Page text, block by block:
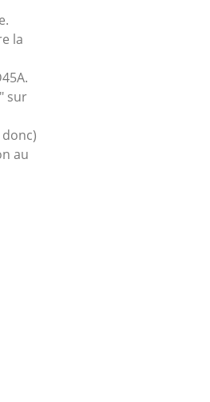
la
sur
au